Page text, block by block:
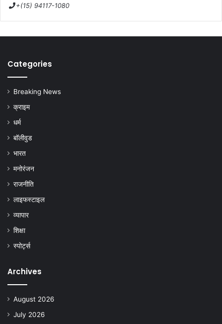
+(15) 94117-1080
Categories
Breaking News
क्राइम
धर्म
बॉलीवुड
भारत
मनोरंजन
राजनीति
लाइफस्टाइल
व्यापार
शिक्षा
स्पोर्ट्स
Archives
August 2026
July 2026